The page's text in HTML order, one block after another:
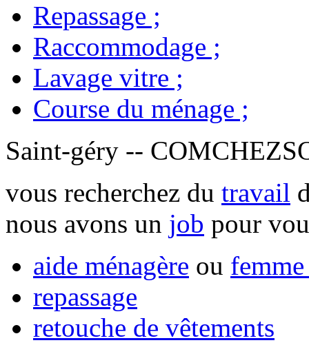
Repassage ;
Raccommodage ;
Lavage vitre ;
Course du ménage ;
Saint-géry --
vous recherchez du travail
nous avons un job pour
aide ménagère ou
repassage
retouche de vêtements